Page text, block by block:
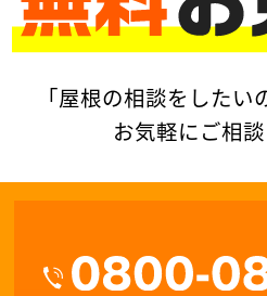
「屋根の相談をした
お気軽にご相